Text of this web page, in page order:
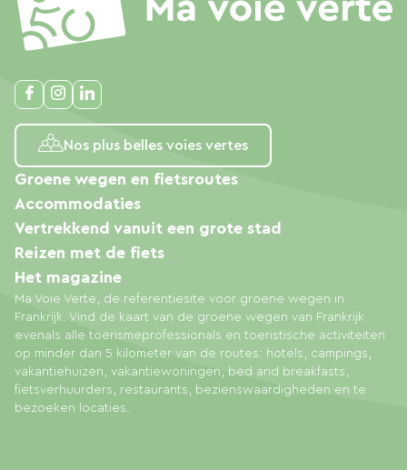
Nos plus belles voies vertes
Ma Voie Verte, de referentiesite voor groene wegen in
Frankrijk. Vind de kaart van de groene wegen van Frankrijk
evenals alle toerismeprofessionals en toeristische activiteiten
op minder dan 5 kilometer van de routes: hotels, campings,
vakantiehuizen, vakantiewoningen, bed and breakfasts,
fietsverhuurders, restaurants, bezienswaardigheden en te
bezoeken locaties.
Groene wegen en fietsroutes
Accommodaties
Vertrekkend vanuit een grote stad
Reizen met de fiets
Het magazine